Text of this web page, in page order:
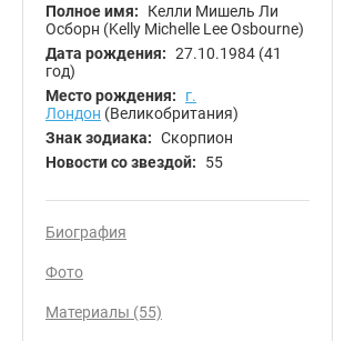
Полное имя:
Келли Мишель Ли
Осборн (Kelly Michelle Lee Osbourne)
Дата рождения: 27.10.1984 (41
год)
Место рождения:
г.
Лондон (Великобритания)
Знак зодиака: Скорпион
Новости со звездой:
55
Биография
Фото
Материалы (55)